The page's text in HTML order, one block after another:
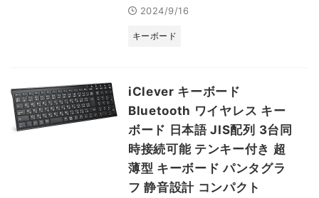
2024/9/16
キーボード
iClever キーボード
Bluetooth ワイヤレス キー
ボード 日本語 JIS配列 3台同
時接続可能 テンキー付き 超
薄型 キーボード パンタグラ
フ 静音設計 コンパクト